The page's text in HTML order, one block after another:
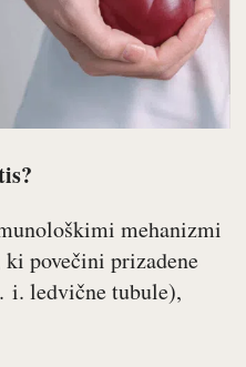
mehanizmi
povečini prizadene
i. ledvične tubule),